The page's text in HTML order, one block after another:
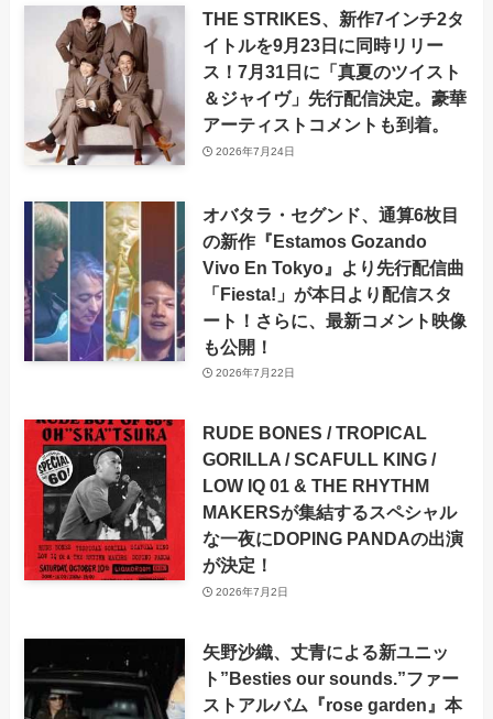
THE STRIKES、新作7インチ2タ
イトルを9月23日に同時リリー
ス！7月31日に「真夏のツイスト
＆ジャイヴ」先行配信決定。豪華
アーティストコメントも到着。
2026年7月24日
オバタラ・セグンド、通算6枚目
の新作『Estamos Gozando
Vivo En Tokyo』より先行配信曲
「Fiesta!」が本日より配信スタ
ート！さらに、最新コメント映像
も公開！
2026年7月22日
RUDE BONES / TROPICAL
GORILLA / SCAFULL KING /
LOW IQ 01 & THE RHYTHM
MAKERSが集結するスペシャル
な一夜にDOPING PANDAの出演
が決定！
2026年7月2日
矢野沙織、丈青による新ユニッ
ト”Besties our sounds.”ファー
ストアルバム『rose garden』本